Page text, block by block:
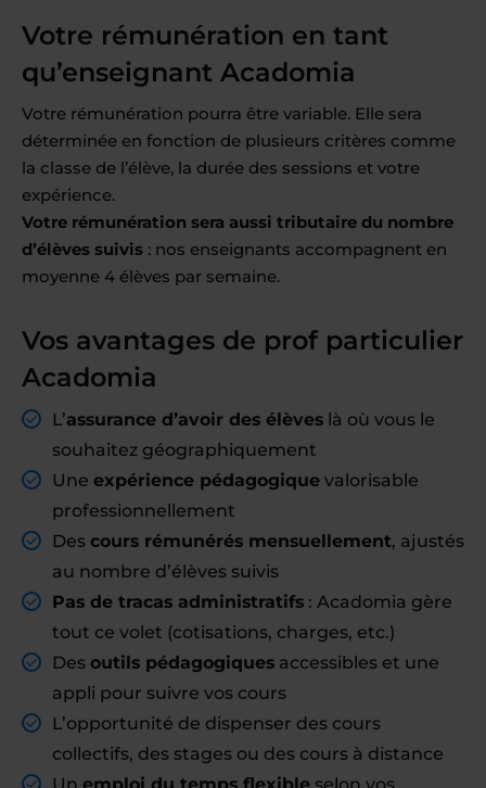
Votre rémunération en tant
qu’enseignant Acadomia
Votre rémunération pourra être variable. Elle sera
déterminée en fonction de plusieurs critères comme
la classe de l’élève, la durée des sessions et votre
expérience.
Votre rémunération sera aussi tributaire du nombre
d’élèves suivis : nos enseignants accompagnent en
moyenne 4 élèves par semaine.
Vos avantages de prof particulier
Acadomia
L’assurance d’avoir des élèves là où vous le
souhaitez géographiquement
Une expérience pédagogique valorisable
professionnellement
Des cours rémunérés mensuellement, ajustés
au nombre d’élèves suivis
Pas de tracas administratifs : Acadomia gère
tout ce volet (cotisations, charges, etc.)
Des outils pédagogiques accessibles et une
appli pour suivre vos cours
L’opportunité de dispenser des cours
collectifs, des stages ou des cours à distance